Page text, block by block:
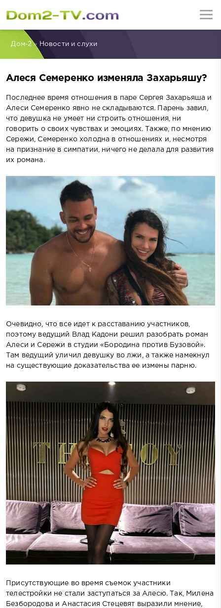
Дом-2» Новости и слухи
Алеся Семеренко изменяла Захарьяшу?
Последнее время отношения в паре Сергея Захарьяша и
Алеси Семеренко явно не складываются. Парень завил,
что девушка не умеет ни строить отношения, ни
говорить о своих чувствах и эмоциях. Также, по мнению
Сережи, Семеренко холодна в отношениях и, несмотря
на признание в симпатии, ничего не делала для развития
их романа.
Очевидно, что все идет к расставанию участников,
поэтому ведущий Влад Кадони решил разобрать роман
Алеси и Сережи в студии «Бородина против Бузовой».
Там ведущий уличил девушку во лжи, а также намекнул
на существующие доказательства ее измены парню.
Присутствующие во время съемок участники
телестройки не стали заступаться за Алесю. Так, Милена
Безбородова и Анастасия Стецевят выразили мнение,